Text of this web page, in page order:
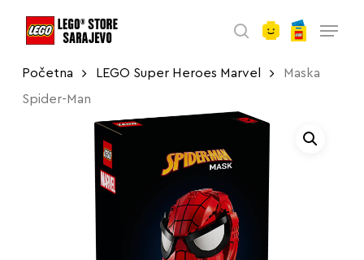
search
Početna LEGO Super Heroes Marvel Maska
Spider-Man